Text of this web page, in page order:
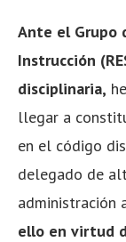
Ante el Grupo
Instrucción
disciplinaria,
llegar a
en el código
delegado de
administración
ello en virtud